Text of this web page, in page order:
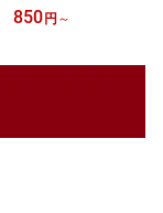
スデー│#133中沢 匠磨
【10月中旬以降発送予
【08BD】
850 円 ～